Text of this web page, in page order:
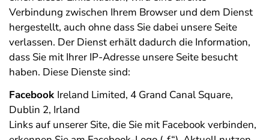
Verbindung zwischen Ihrem Browser und dem Dienst
hergestellt, auch ohne dass Sie dabei unsere Seite
verlassen. Der Dienst erhält dadurch die Information,
dass Sie mit Ihrer IP-Adresse unsere Seite besucht
haben. Diese Dienste sind:
Facebook Ireland Limited, 4 Grand Canal Square,
Dublin 2, Irland
Links auf unserer Site, die Sie mit Facebook verbinden,